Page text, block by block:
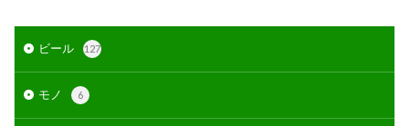
ビール 127
モノ 6